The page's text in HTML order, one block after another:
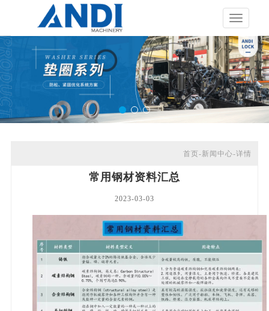
展
开
导
航
首页-新闻中心-详情
常用钢材资料汇总
2023-03-03